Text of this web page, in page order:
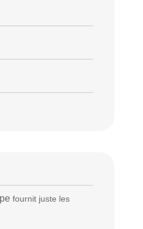
fournit juste les